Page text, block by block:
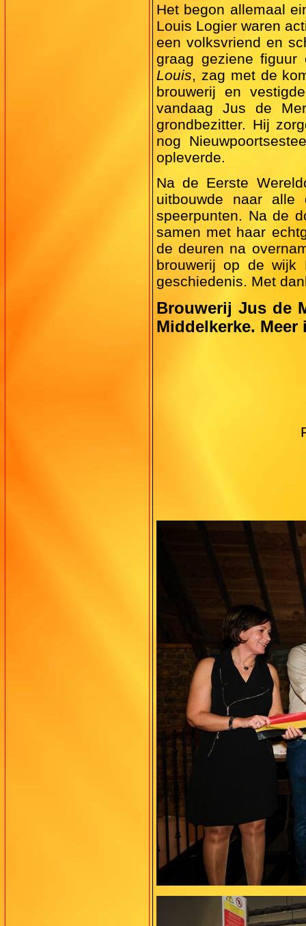
Het begon allemaal
Louis Logier waren
een volksvriend en
graag geziene
Louis, zag met de
brouwerij en
vandaag Jus de
grondbezitter. Hij
nog
opleverde.
Na de Eerste
uitbouwde naar alle
speerpunten. Na de
samen met haar
de deuren na
brouwerij op de wijk
geschiedenis. Met
Brouwerij Jus de
Middelkerke.